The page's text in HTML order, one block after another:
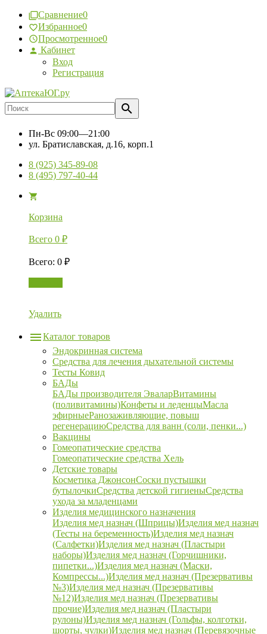
Сравнение0
Избранное0
Просмотренное0
Кабинет
Вход
Регистрация
Пн-Вс 09:00—21:00
ул. Братиславская, д.16, корп.1
8 (925) 345-89-08
8 (495) 797-40-44
Корзина
Всего 0 ₽
Всего: 0 ₽
Удалить
Каталог товаров
Эндокринная система
Средства для лечения дыхательной системы
Тесты Ковид
БАДы
БАДы производителя ЭваларВитамины
(поливитамины)Конфеты и леденцыМасла
эфирныеРанозаживляющие, повыш
регенерациюСредства для ванн (соли, пенки...)
Вакцины
Гомеопатические средства
Гомеопатические средства Хель
Детские товары
Косметика ДжонсонСоски пустышки
бутылочкиСредства детской гигиеныСредства
ухода за младенцами
Изделия медицинского назначения
Изделия мед назнач (Шприцы)Изделия мед назнач
(Тесты на беременность)Изделия мед назнач
(Салфетки)Изделия мед назнач (Пластыри
наборы)Изделия мед назнач (Горчишники,
пипетки...)Изделия мед назнач (Маски,
Компрессы...)Изделия мед назнач (Презервативы
№3)Изделия мед назнач (Презервативы
№12)Изделия мед назнач (Презервативы
прочие)Изделия мед назнач (Пластыри
рулоны)Изделия мед назнач (Гольфы, колготки,
шорты, чулки)Изделия мед назнач (Перевязочные